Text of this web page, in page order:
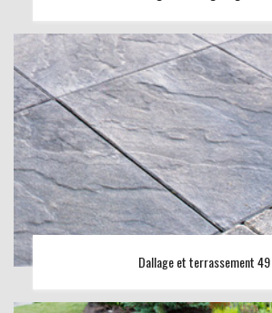
Dallage et terrassement 49